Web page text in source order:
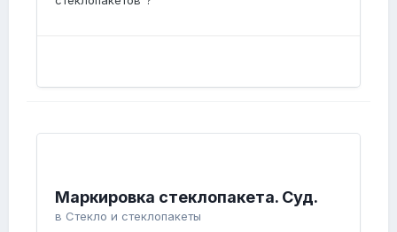
Маркировка стеклопакета. Суд.
в Стекло и стеклопакеты